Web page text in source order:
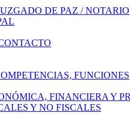
DE PAZ / NOTARIO
FUNCIONES
FINANCIERA Y
Y NO FISCALES